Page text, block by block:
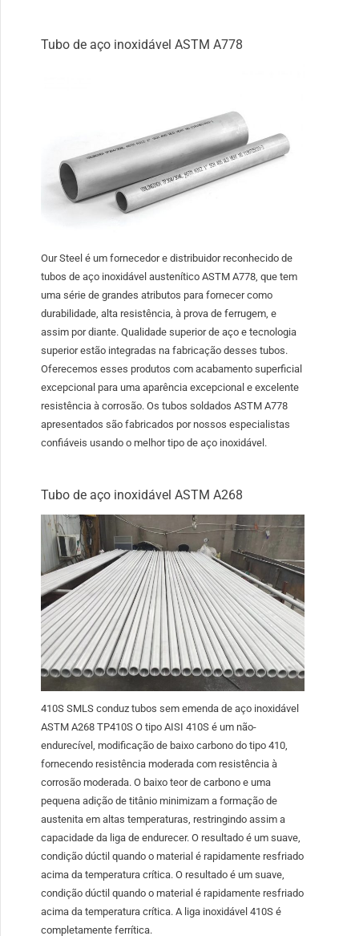
Tubo de aço inoxidável ASTM A778
Our Steel é um fornecedor e distribuidor reconhecido de
tubos de aço inoxidável austenítico ASTM A778, que tem
uma série de grandes atributos para fornecer como
durabilidade, alta resistência, à prova de ferrugem, e
assim por diante. Qualidade superior de aço e tecnologia
superior estão integradas na fabricação desses tubos.
Oferecemos esses produtos com acabamento superficial
excepcional para uma aparência excepcional e excelente
resistência à corrosão. Os tubos soldados ASTM A778
apresentados são fabricados por nossos especialistas
confiáveis ​​usando o melhor tipo de aço inoxidável.
Tubo de aço inoxidável ASTM A268
410S SMLS conduz tubos sem emenda de aço inoxidável
ASTM A268 TP410S O tipo AISI 410S é um não-
endurecível, modificação de baixo carbono do tipo 410,
fornecendo resistência moderada com resistência à
corrosão moderada. O baixo teor de carbono e uma
pequena adição de titânio minimizam a formação de
austenita em altas temperaturas, restringindo assim a
capacidade da liga de endurecer. O resultado é um suave,
condição dúctil quando o material é rapidamente resfriado
acima da temperatura crítica. O resultado é um suave,
condição dúctil quando o material é rapidamente resfriado
acima da temperatura crítica. A liga inoxidável 410S é
completamente ferrítica.